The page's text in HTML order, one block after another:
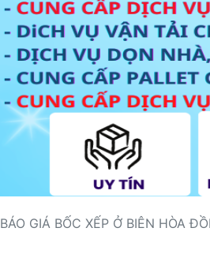
BÁO GIÁ BỐC XẾP Ở BIÊN HÒA